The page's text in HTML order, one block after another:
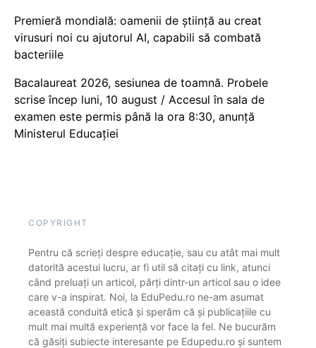
Premieră mondială: oamenii de știință au creat
virusuri noi cu ajutorul AI, capabili să combată
bacteriile
Bacalaureat 2026, sesiunea de toamnă. Probele
scrise încep luni, 10 august / Accesul în sala de
examen este permis până la ora 8:30, anunță
Ministerul Educației
COPYRIGHT
Pentru că scrieți despre educație, sau cu atât mai mult
datorită acestui lucru, ar fi util să citați cu link, atunci
când preluați un articol, părți dintr-un articol sau o idee
care v-a inspirat. Noi, la EduPedu.ro ne-am asumat
această conduită etică și sperăm că și publicațiile cu
mult mai multă experiență vor face la fel. Ne bucurăm
că găsiți subiecte interesante pe Edupedu.ro și suntem